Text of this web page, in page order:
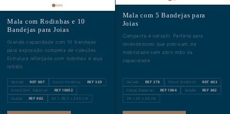
Mala com Rodinhas e 10
Bandejas para Joias
Grande capacidade com 10 bandejas
para exposição completa de coleções.
Estrutura reforçada com rodinhas e alça
retrátil.
Veludo ·REF 607 Couro Sintético · REF 320
Couro Sint. Especial · REF 10052
Suede · REF 862 62 × 35,5 × 24,5 cm
Mala com 5 Bandejas para
Joias
Compacta e versátil. Perfeita para
revendedores que precisam de
mobilidade sem abrir mão da
capacidade.
Veludo · REF 378 Couro Sintético ·REF 803
Couro Especial · REF 1064 Suede · REF 862
24 × 35 × 26 cm